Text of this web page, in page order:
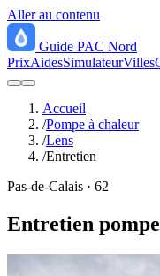
Aller au contenu
Guide PAC Nord
PrixAidesSimulateurVilles
Accueil
/Pompe à chaleur
/Lens
/Entretien
Pas-de-Calais · 62
Entretien